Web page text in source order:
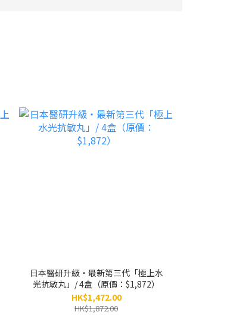
日本醫研升級・最新第三代「極上水
光抗敏丸」/ 4盒（原價：$1,872）
HK$1,472.00
HK$1,872.00